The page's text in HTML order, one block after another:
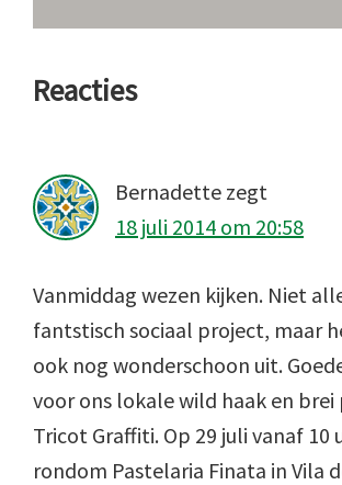
Lees
Reacties
Bernadette zegt
18 juli 2014 om 20:58
Vanmiddag wezen kijken. Niet
fantstisch sociaal project, maar
ook nog wonderschoon uit.
voor ons lokale wild haak en brei
Tricot Graffiti. Op 29 juli vanaf 10
rondom Pastelaria Finata in Vila